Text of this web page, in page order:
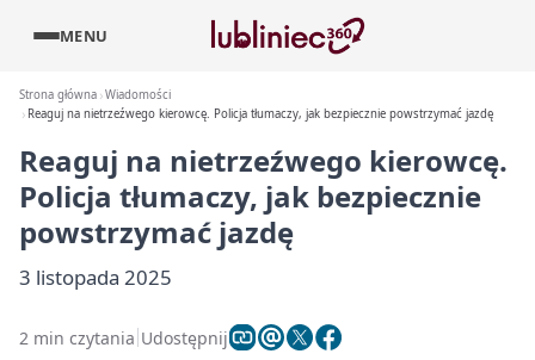
MENU
Strona główna Wiadomości
Reaguj na nietrzeźwego kierowcę. Policja tłumaczy, jak bezpiecznie powstrzymać jazdę
Reaguj na nietrzeźwego kierowcę.
Policja tłumaczy, jak bezpiecznie
powstrzymać jazdę
3 listopada 2025
2 min czytania Udostępnij